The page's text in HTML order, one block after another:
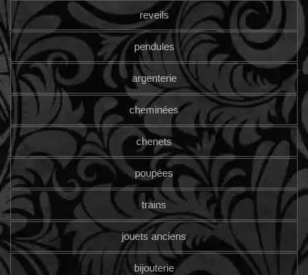
reveils
pendules
argenterie
cheminées
chenets
poupées
trains
jouets anciens
bijouterie